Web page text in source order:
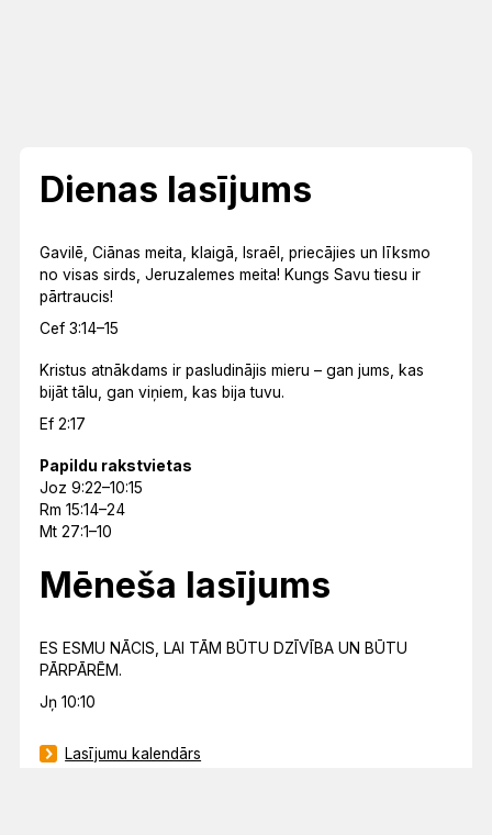
Dienas lasījums
Gavilē, Ciānas meita, klaigā, Israēl, priecājies un līksmo
no visas sirds, Jeruzalemes meita! Kungs Savu tiesu ir
pārtraucis!
Cef 3:14–15
Kristus atnākdams ir pasludinājis mieru – gan jums, kas
bijāt tālu, gan viņiem, kas bija tuvu.
Ef 2:17
Papildu rakstvietas
Joz 9:22–10:15
Rm 15:14–24
Mt 27:1–10
Mēneša lasījums
ES ESMU NĀCIS, LAI TĀM BŪTU DZĪVĪBA UN BŪTU
PĀRPĀRĒM.
Jņ 10:10
Lasījumu kalendārs